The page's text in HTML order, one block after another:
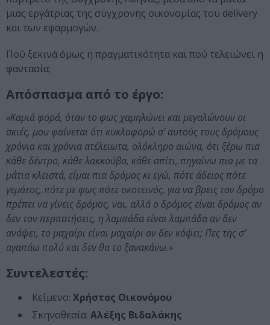
μιας εργάτριας της σύγχρονης οικονομίας του delivery
και των εφαρμογών.
Πού ξεκινά όμως η πραγματικότητα και πού τελειώνει η
φαντασία;
Απόσπασμα από το έργο:
«Καμιά φορά, όταν το φως χαμηλώνει και μεγαλώνουν οι
σκιές, μου φαίνεται ότι κυκλοφορώ σ’ αυτούς τους δρόμους
χρόνια και χρόνια ατέλειωτα, ολόκληρο αιώνα, ότι ξέρω πια
κάθε δέντρο, κάθε λακκούβα, κάθε σπίτι, πηγαίνω πια με τα
μάτια κλειστά, είμαι πια δρόμος κι εγώ, πότε άδειος πότε
γεμάτος, πότε με φως πότε σκοτεινός, για να βρεις τον δρόμο
πρέπει να γίνεις δρόμος, ναι, αλλά ο δρόμος είναι δρόμος αν
δεν τον περπατήσεις, η λαμπάδα είναι λαμπάδα αν δεν
ανάψει, το μαχαίρι είναι μαχαίρι αν δεν κόψει; Πες της σ’
αγαπάω πολύ και δεν θα το ξανακάνω.»
Συντελεστές:
Κείμενο: Χρήστος Οικονόμου
Σκηνοθεσία: Αλέξης Βιδαλάκης